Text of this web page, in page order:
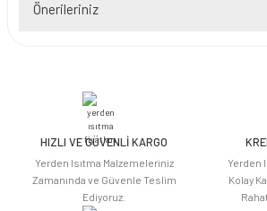
Önerileriniz
iletebilirsiniz.
Görüş ve önerileriniz için teşekkür ederiz.
Ürün açıklamasında eksik bilgiler bulunuyor.
Ürün bilgilerinde hatalar bulunuyor.
HIZLI VE GÜVENLİ KARGO
Yerden Isıtma Malzemeleriniz
Zamanında ve Güvenle Teslim
Ediyoruz.
Yerden
Kolay